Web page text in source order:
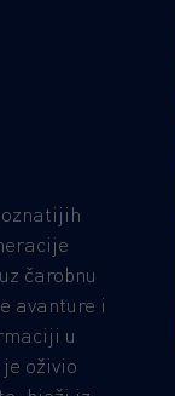
čarobnu
avanture i
u
oživio